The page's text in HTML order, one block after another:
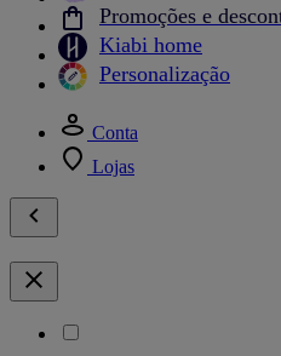
Promoções e
Kiabi home
Personalização
Conta
Lojas